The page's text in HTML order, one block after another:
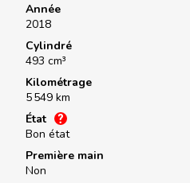
Année
2018
Cylindré
493 cm³
Kilométrage
5 549 km
État
Bon état
Première main
Non